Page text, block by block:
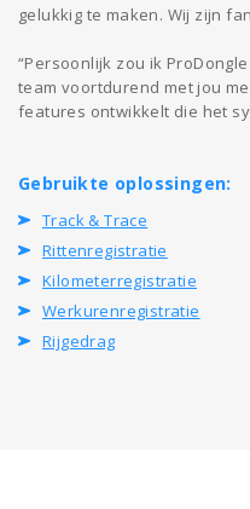
gelukkig te maken. Wij zijn
“Persoonlijk zou ik
team voortdurend met jou
features ontwikkelt die het
Gebruikte oplossingen:
Track & Trace
Rittenregistratie
Kilometerregistratie
Werkurenregistratie
Rijgedrag